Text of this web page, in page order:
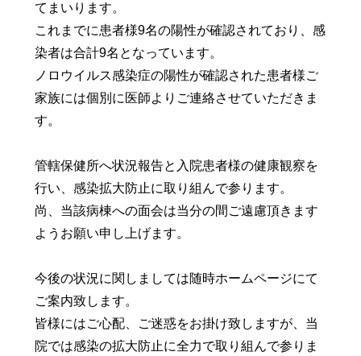
てまいります。
これまでに患者様9名の陽性が確認されており、感
染者は合計9名となっています。
ノロウイルス感染症の陽性が確認された患者様ご
家族には個別に医師よりご連絡させていただきま
す。
管轄保健所へ状況報告と入院患者様の健康観察を
行い、感染拡大防止に取り組んで参ります。
尚、当該病棟への面会は当分の間ご遠慮頂きます
ようお願い申し上げます。
今後の状況に関しましては随時ホームページにて
ご案内致します。
皆様にはご心配、ご迷惑をお掛け致しますが、当
院では感染の拡大防止に全力で取り組んで参りま